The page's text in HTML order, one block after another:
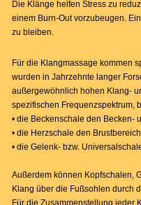
Die Klänge helfen Stress zu
einem Burn-Out vorzubeugen.
zu bleiben.
Für die Klangmassage kommen
wurden in Jahrzehnte langer
außergewöhnlich hohen Klang-
spezifischen Frequenzspektrum,
• die Beckenschale den Becken-
• die Herzschale den
• die Gelenk- bzw.
Außerdem können Kopfschalen,
Klang über die Fußsohlen durch
Für die Zusammenstellung jeder